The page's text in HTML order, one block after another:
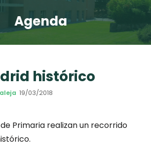
Agenda
histórico
19/03/2018
Primaria realizan un recorrido